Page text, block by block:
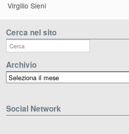
Virgilio Sieni
Cerca nel sito
Archivio
Archivio
Social Network